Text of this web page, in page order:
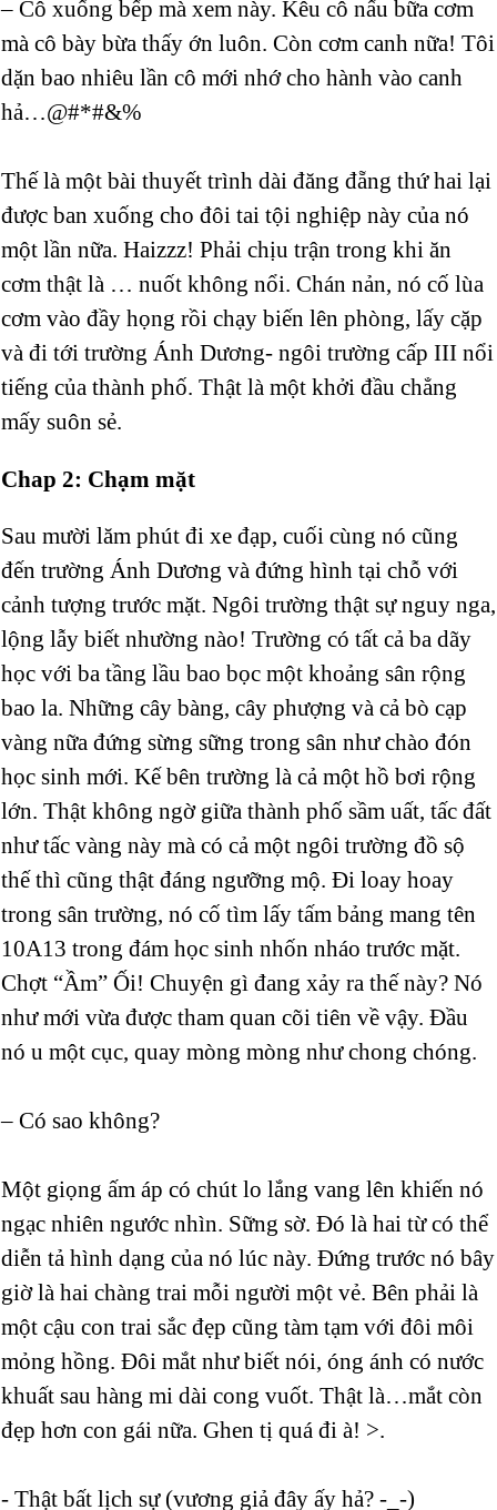
– Cô xuống bếp mà xem này. Kêu cô nấu bữa cơm
mà cô bày bừa thấy ớn luôn. Còn cơm canh nữa! Tôi
dặn bao nhiêu lần cô mới nhớ cho hành vào canh
hả…@#*#&%
Thế là một bài thuyết trình dài đăng đẵng thứ hai lại
được ban xuống cho đôi tai tội nghiệp này của nó
một lần nữa. Haizzz! Phải chịu trận trong khi ăn
cơm thật là … nuốt không nổi. Chán nản, nó cố lùa
cơm vào đầy họng rồi chạy biến lên phòng, lấy cặp
và đi tới trường Ánh Dương- ngôi trường cấp III nổi
tiếng của thành phố. Thật là một khởi đầu chẳng
mấy suôn sẻ.
Chap 2: Chạm mặt
Sau mười lăm phút đi xe đạp, cuối cùng nó cũng
đến trường Ánh Dương và đứng hình tại chỗ với
cảnh tượng trước mặt. Ngôi trường thật sự nguy nga,
lộng lẫy biết nhường nào! Trường có tất cả ba dãy
học với ba tầng lầu bao bọc một khoảng sân rộng
bao la. Những cây bàng, cây phượng và cả bò cạp
vàng nữa đứng sừng sững trong sân như chào đón
học sinh mới. Kế bên trường là cả một hồ bơi rộng
lớn. Thật không ngờ giữa thành phố sầm uất, tấc đất
như tấc vàng này mà có cả một ngôi trường đồ sộ
thế thì cũng thật đáng ngưỡng mộ. Đi loay hoay
trong sân trường, nó cố tìm lấy tấm bảng mang tên
10A13 trong đám học sinh nhốn nháo trước mặt.
Chợt “Ầm” Ối! Chuyện gì đang xảy ra thế này? Nó
như mới vừa được tham quan cõi tiên về vậy. Đầu
nó u một cục, quay mòng mòng như chong chóng.
– Có sao không?
Một giọng ấm áp có chút lo lắng vang lên khiến nó
ngạc nhiên ngước nhìn. Sững sờ. Đó là hai từ có thể
diễn tả hình dạng của nó lúc này. Đứng trước nó bây
giờ là hai chàng trai mỗi người một vẻ. Bên phải là
một cậu con trai sắc đẹp cũng tàm tạm với đôi môi
mỏng hồng. Đôi mắt như biết nói, óng ánh có nước
khuất sau hàng mi dài cong vuốt. Thật là…mắt còn
đẹp hơn con gái nữa. Ghen tị quá đi à! >.
- Thật bất lịch sự (vương giả đây ấy hả? -_-)